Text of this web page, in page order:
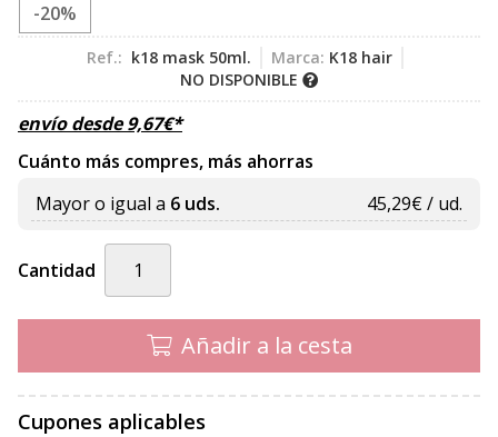
-20%
Ref.: k18 mask 50ml. Marca: K18 hair
NO DISPONIBLE
envío desde9,67€*
Cuánto más compres, más ahorras
Mayor o igual a 6 uds. 45,29€ / ud.
Cantidad
Añadir a la cesta
Cupones aplicables